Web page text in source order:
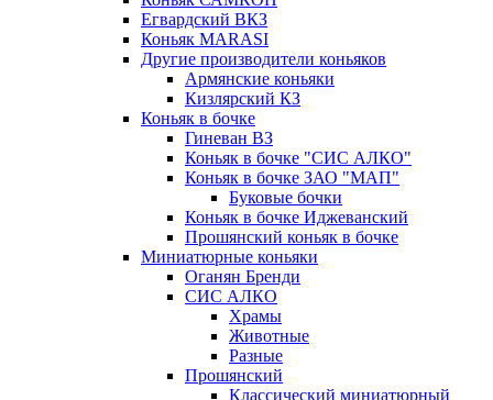
Егвардский ВКЗ
Коньяк MARASI
Другие производители коньяков
Армянские коньяки
Кизлярский КЗ
Коньяк в бочке
Гиневан ВЗ
Коньяк в бочке "СИС АЛКО"
Коньяк в бочке ЗАО "МАП"
Буковые бочки
Коньяк в бочке Иджеванский
Прошянский коньяк в бочке
Миниатюрные коньяки
Оганян Бренди
СИС АЛКО
Храмы
Животные
Разные
Прошянский
Классический миниатюрный